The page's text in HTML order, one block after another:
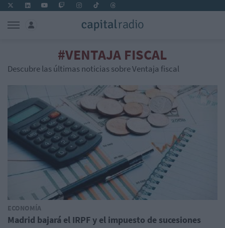
#VENTAJA FISCAL
Descubre las últimas noticias sobre Ventaja fiscal
ECONOMÍA
Madrid bajará el IRPF y el impuesto de sucesiones